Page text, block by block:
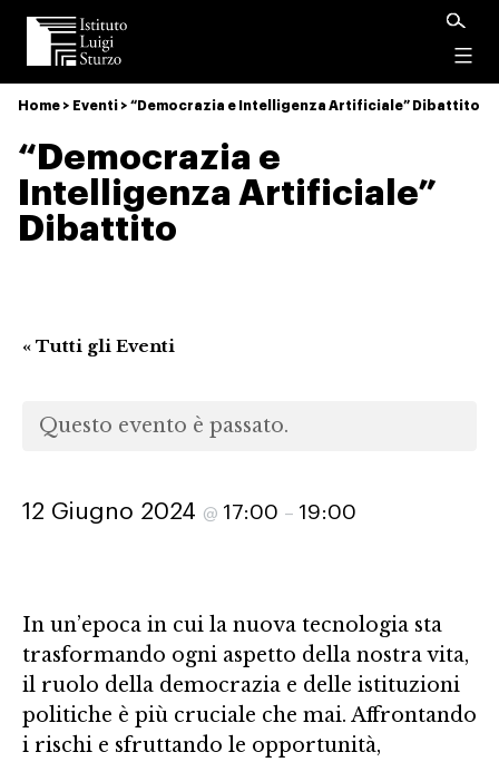
Istituto
Luigi
Sturzo
Home > Eventi > “Democrazia e Intelligenza Artificiale” Dibattito
“Democrazia e
Intelligenza Artificiale”
Dibattito
« Tutti gli Eventi
Questo evento è passato.
12 Giugno 2024 @ 17:00 – 19:00
In un’epoca in cui la nuova tecnologia sta
trasformando ogni aspetto della nostra vita,
il ruolo della democrazia e delle istituzioni
politiche è più cruciale che mai. Affrontando
i rischi e sfruttando le opportunità,